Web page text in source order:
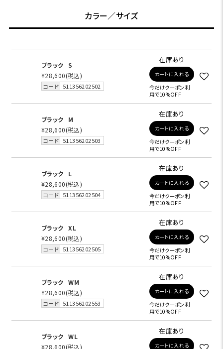
カラー／サイズ
ブラック
S
¥28,600(税込)
コード 511356202502
在庫あり
カートに入れる
今だけクーポン利
用で10%OFF
ブラック
M
¥28,600(税込)
コード 511356202503
在庫あり
カートに入れる
今だけクーポン利
用で10%OFF
ブラック
L
¥28,600(税込)
コード 511356202504
在庫あり
カートに入れる
今だけクーポン利
用で10%OFF
ブラック
XL
¥28,600(税込)
コード 511356202505
在庫あり
カートに入れる
今だけクーポン利
用で10%OFF
ブラック
WM
¥28,600(税込)
コード 511356202553
在庫あり
カートに入れる
今だけクーポン利
用で10%OFF
ブラック
WL
¥28,600(税込)
在庫あり
カートに入れる